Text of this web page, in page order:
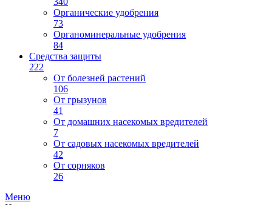
Органические удобрения
73
Органоминеральные удобрения
84
Средства защиты
222
От болезней растений
106
От грызунов
41
От домашних насекомых вредителей
7
От садовых насекомых вредителей
42
От сорняков
26
Меню